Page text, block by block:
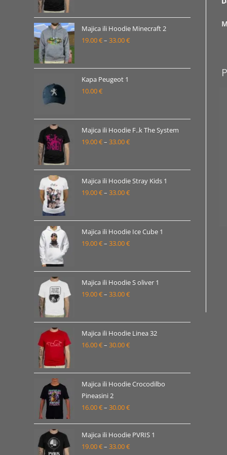
od
19.00 €
do
Majica ili Hoodie Minecraft 2
19.00€– 33.00€Raspon
od
Kapa Peugeot 1
10.00€
Majica ili Hoodie F..k The System
19.00€– 33.00€Raspon
od
19.00 €
do
Majica ili Hoodie Stray Kids 1
19.00€– 33.00€Raspon
od
19.00 €
do
Majica ili Hoodie Ice Cube 1
19.00€– 33.00€Raspon
od
19.00 €
do
Majica ili Hoodie S oliver 1
19.00€– 33.00€Raspon
od
19.00 €
do
Majica ili Hoodie Linea 32
16.00€– 30.00€Raspon
od
16.00 €
30.00 €
Majica ili Hoodie Crocodilbo
Pineasini 2
16.00€– 30.00€Raspon
od
16.00 €
Majica ili Hoodie PVRIS 1
19.00€– 33.00€Raspon